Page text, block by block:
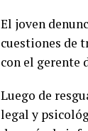
El joven
cuestiones de
con el gerente
Luego de
legal y